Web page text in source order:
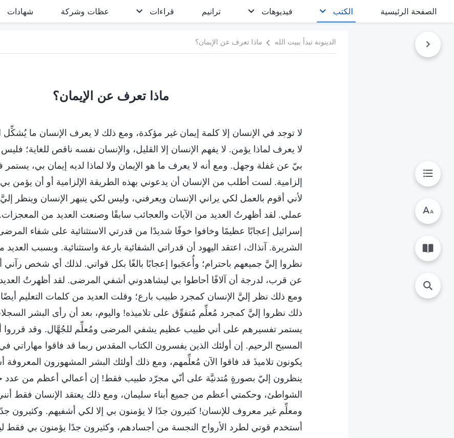
الصفحة الرئيسية الكتب فيديوهات ترانيم قراءات عظات وشركة شهادات
الدينونة تبدأ ببيت الله ماذا تعرف عن الإيمان؟
ماذا تعرف عن الإيمان؟
لا توجد في الإنسان إلا كلمة إيمان غير مؤكدة، ومع ذلك لا يعرف الإنسان ما يُشكِّل
لا يعرف لماذا يؤمن. لا يفهم الإنسان إلا القليل، والإنسان نفسه ناقص للغاية؛ فليس
بيّ عن غفلة وجهل. ومع أنه لا يعرف ما هو الإيمان ولا لماذا لديه إيمان بي،
إلزامية. لست أطلب من الإنسان أن يدعوني بهذه الطريقة الإلزامية أو أن يؤمن
لأني أقوم بالعمل لكي يراني الإنسان ويعرفني، وليس لكي ينبهر الإنسان وينظر
عملي. لقد أظهرتُ العديد من الآيات والعجائب سابقًا وصنعت العديد من
إسرائيل إعجابًا عظيمًا وخافوا خوفًا شديدًا من قدرتي الاستثنائية على شفاء
الشريرة. آنذاك، اعتقد اليهود أن قدراتي الشفائية بارعة واستثنائية. وبسبب
نظروا إليَّ جميعهم باحترام؛ وأُعجَبوا إعجابًا بالغًا بكل قواتي. لذلك أي شخص
عن قرب، لدرجة أن آلافًا أحاطوا بي ليشاهدوني أشفي المرضى. لقد أظهرتُ العديد
ومع ذلك نظر إليَّ الإنسان كمجرد طبيب بارع؛ وقلت العديد من كلمات التعليم
ذلك نظروا إليَّ كمجرد مُعلِّم مُتفوِّق على تلاميذه! واليوم، بعد أن رأى البشر
يستمر تفسيرهم على أني طبيب عظيم يشفي المرضى ومُعلِّم للجُهَّال. وقد قرروا
المسيح الرحيم. إن أولئك الذين يفسرون الكتاب المقدس ربما قد فاقوا مهاراتي في
يكونون تلاميذَ قد فاقوا الآن مُعلِّمهم، ومع ذلك أولئك البشر المشهورون المعروفة
ينظرون إليّ بصورةٍ مُتدنيَّة على أنّي مجرّد طبيب فقط! إن أعمالي أعظم من عدد
الشواطئ، وحكمتي أعظم من جميع أبناء سليمان، ومع ذلك يعتقد الإنسان فقط
ومعلِّم غير معروف للإنسان! كثيرون جدًا لا يؤمنون بي إلا لكي أشفيهم. وكثيرون
أستخدم قوتي لطرد الأرواح النجسة من أجسادهم، وكثيرون جدًا يؤمنون بي فقط